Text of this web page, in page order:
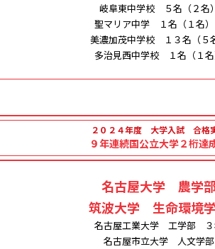
岐阜東中学校 ５名（２名）
聖マリア中学 １名（１名
美濃加茂中学校 １３名（５
多治見西中学校 １名（１名
２０２４年度 大学入試 合格
９年連続国公立大学２桁達
名古屋大学 農学
筑波大学 生命環境
名古屋工業大学 工学部 ３
名古屋市立大学 人文学部